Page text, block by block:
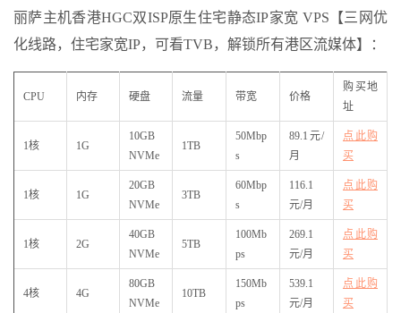
丽萨主机香港HGC双ISP原生住宅静态IP家宽 VPS【三网优
化线路，住宅家宽IP，可看TVB，解锁所有港区流媒体】：
CPU 内存 硬盘 流量 带宽 价格
购买地
址
1核 1G
10GB
NVMe
1TB
50Mbp
s
89.1元/
月
点此购
买
1核 1G
20GB
NVMe
3TB
60Mbp
s
116.1
元/月
点此购
买
1核 2G
40GB
NVMe
5TB
100Mb
ps
269.1
元/月
点此购
买
4核 4G
80GB
NVMe
10TB
150Mb
ps
539.1
元/月
点此购
买